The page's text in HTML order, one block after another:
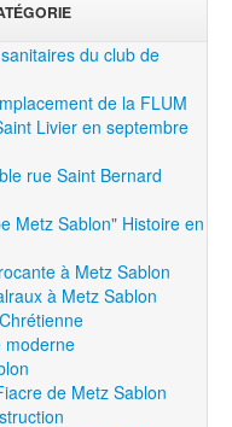
du club de
de la FLUM
Livier en septembre
rue Saint Bernard
Metz Sablon" Histoire en
à Metz Sablon
à Metz Sablon
moderne
de Metz Sablon